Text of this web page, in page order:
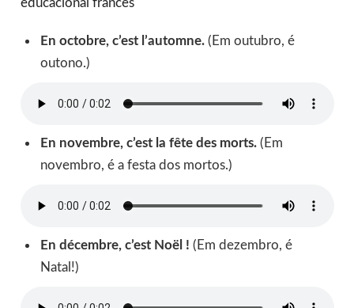
educacional francês
En octobre, c’est l’automne. (Em outubro, é
outono.)
En novembre, c’est la fête des morts. (Em
novembro, é a festa dos mortos.)
En décembre, c’est Noël ! (Em dezembro, é
Natal!)